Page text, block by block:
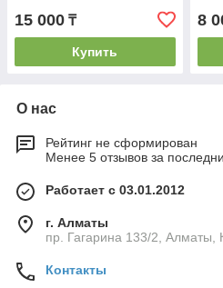
15 000 ₸
Купить
8
О нас
Рейтинг не сформирован
Менее 5 отзывов за
Работает с 03.01.2012
г. Алматы
пр. Гагарина 133/2, Алматы,
Контакты